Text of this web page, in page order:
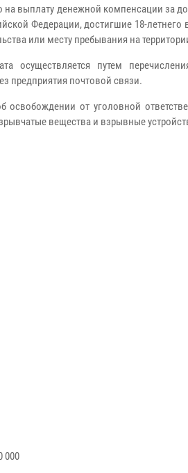
на выплату денежной компенсации за
Федерации, достигшие 18-
или месту пребывания на
осуществляется путем
предприятия почтовой связи.
от уголовной
вещества и взрывные
000